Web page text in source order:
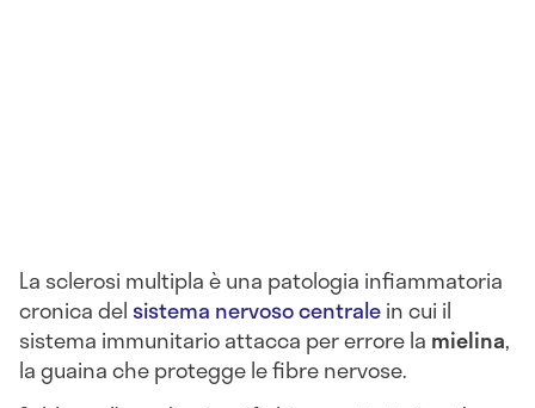
La sclerosi multipla è una patologia infiammatoria
cronica del sistema nervoso centralein cui il
sistema immunitario attacca per errore la mielina,
la guaina che protegge le fibre nervose.